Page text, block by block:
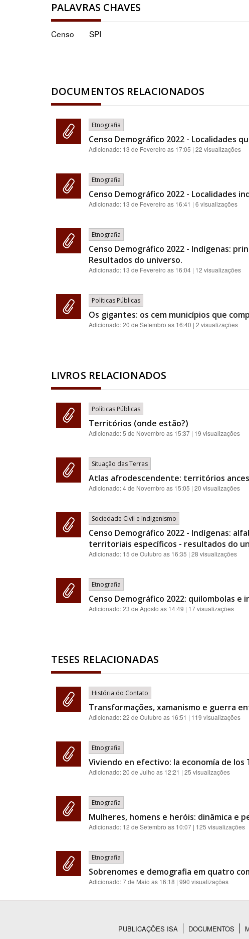
PALAVRAS CHAVES
Censo SPI
DOCUMENTOS RELACIONADOS
Etnografia
Censo Demográfico 2022 - Localidades
Adicionado: 13 de Fevereiro as 17:05 | 22 visualizações
Etnografia
Censo Demográfico 2022 - Localidades
Adicionado: 13 de Fevereiro as 16:41 | 6 visualizações
Etnografia
Censo Demográfico 2022 - Indígenas:
Resultados do universo.
Adicionado: 13 de Fevereiro as 16:04 | 12 visualizações
Políticas Públicas
Os gigantes: os cem municípios que
Adicionado:20 de Setembro as 16:40 | 2 visualizações
LIVROS RELACIONADOS
Políticas Públicas
Territórios (onde estão?)
Adicionado:5 de Novembro as 15:37 | 19 visualizações
Situação das Terras
Atlas afrodescendente: territórios
Adicionado:4 de Novembro as 15:05 | 20 visualizações
Sociedade Civil e Indigenismo
Censo Demográfico 2022 - Indígenas:
territoriais específicos - resultados do
Adicionado: 15 de Outubro as 16:35 | 28 visualizações
Etnografia
Censo Demográfico 2022: quilombolas
Adicionado:23 de Agosto as 14:49 | 17 visualizações
TESES RELACIONADAS
História do Contato
Transformações, xamanismo e guerra
Adicionado:22 de Outubro as 16:51 | 119 visualizações
Etnografia
Viviendo en efectivo: la economía de los
Adicionado:20 de Julho as 12:21 | 25 visualizações
Etnografia
Mulheres, homens e heróis: dinâmica e
Adicionado: 12 de Setembro as 10:07 | 125 visualizações
Etnografia
Sobrenomes e demografia em quatro
Adicionado:7 de Maio as 16:18 | 990 visualizações
PUBLICAÇÕES ISA DOCUMENTOS